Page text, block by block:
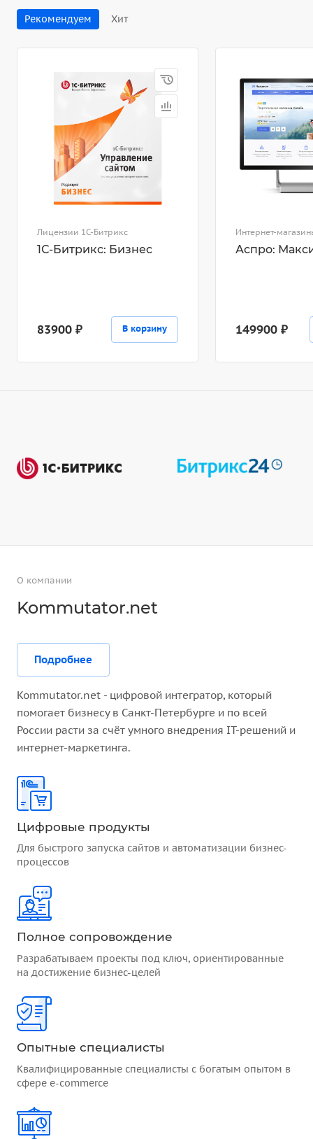
Рекомендуем Хит
Лицензии 1С-Битрикс
1С-Битрикс: Бизнес
83900 ₽ В корзину
Интернет-
Аспро:
149900 ₽
О компании
Kommutator.net
Подробнее
Kommutator.net - цифровой интегратор, который
помогает бизнесу в Санкт-Петербурге и по всей
России расти за счёт умного внедрения IT-решений и
интернет-маркетинга.
Цифровые продукты
Для быстрого запуска сайтов и автоматизации бизнес-
процессов
Полное сопровождение
Разрабатываем проекты под ключ, ориентированные
на достижение бизнес-целей
Опытные специалисты
Квалифицированные специалисты с богатым опытом в
сфере e-commerce